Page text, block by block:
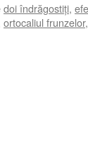
doi îndrăgostiți,
ortocaliul frunzelor